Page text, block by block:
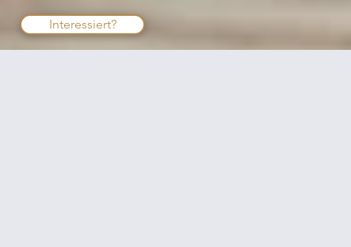
Interessiert?